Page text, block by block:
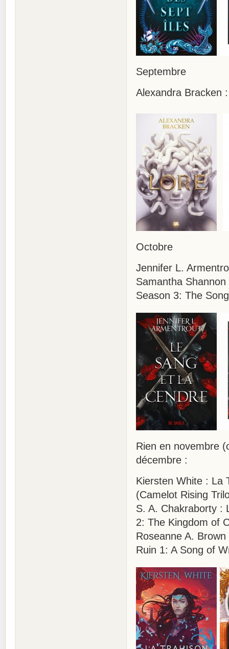
Septembre
Alexandra Bracken
Octobre
Jennifer L.
Samantha
Season 3: The
Rien en novembre
décembre :
Kiersten White : La
(Camelot Rising
S. A. Chakraborty :
2: The Kingdom of
Roseanne A.
Ruin 1: A Song of